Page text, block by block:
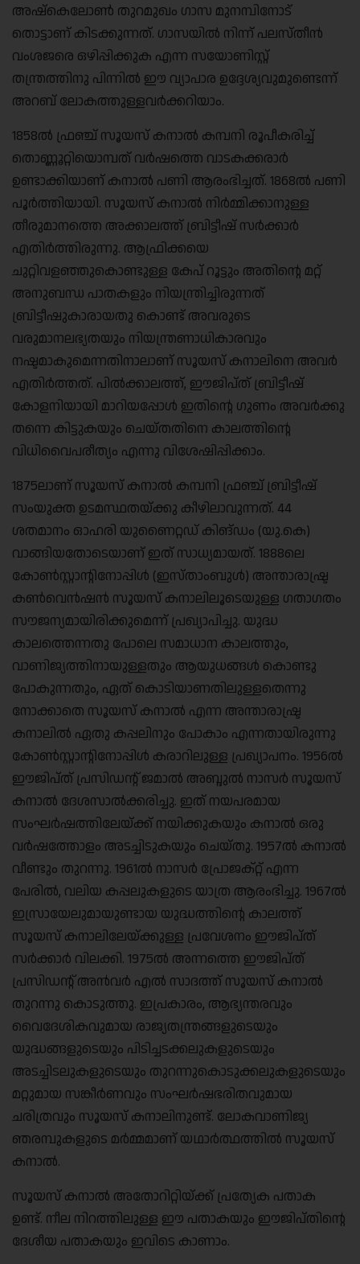
അഷ്‌കെലോൺ തുറമുഖം ഗാസ മുനമ്പിനോട്
തൊട്ടാണ് കിടക്കുന്നത്. ഗാസയിൽ നിന്ന് പലസ്തീൻ
വംശജരെ ഒഴിപ്പിക്കുക എന്ന സയോണിസ്റ്റ്
തന്ത്രത്തിനു പിന്നിൽ ഈ വ്യാപാര ഉദ്ദേശ്യവുമുണ്ടെന്ന്
അറബ് ലോകത്തുള്ളവർക്കറിയാം.
1858ൽ ഫ്രഞ്ച് സൂയസ് കനാൽ കമ്പനി രൂപീകരിച്ച്
തൊണ്ണൂറ്റിയൊമ്പത് വർഷത്തെ വാടകക്കരാർ
ഉണ്ടാക്കിയാണ് കനാൽ പണി ആരംഭിച്ചത്. 1868ൽ പണി
പൂർത്തിയായി. സൂയസ് കനാൽ നിർമ്മിക്കാനുള്ള
തീരുമാനത്തെ അക്കാലത്ത് ബ്രിട്ടീഷ് സർക്കാർ
എതിർത്തിരുന്നു. ആഫ്രിക്കയെ
ചുറ്റിവളഞ്ഞുകൊണ്ടുള്ള കേപ് റൂട്ടും അതിന്റെ മറ്റ്
അനുബന്ധ പാതകളും നിയന്ത്രിച്ചിരുന്നത്
ബ്രിട്ടീഷുകാരായതു കൊണ്ട് അവരുടെ
വരുമാനലഭ്യതയും നിയന്ത്രണാധികാരവും
നഷ്ടമാകുമെന്നതിനാലാണ് സൂയസ് കനാലിനെ അവർ
എതിർത്തത്. പിൽക്കാലത്ത്, ഈജിപ്ത് ബ്രിട്ടീഷ്
കോളനിയായി മാറിയപ്പോൾ ഇതിന്റെ ഗുണം അവർക്കു
തന്നെ കിട്ടുകയും ചെയ്തതിനെ കാലത്തിന്റെ
വിധിവൈപരീത്യം എന്നു വിശേഷിപ്പിക്കാം.
1875ലാണ്‌ സൂയസ് കനാൽ കമ്പനി ഫ്രഞ്ച് ബ്രിട്ടീഷ്
സംയുക്ത ഉടമസ്ഥതയ്ക്കു കീഴിലാവുന്നത്‌. 44
ശതമാനം ഓഹരി യുണൈറ്റഡ് കിങ്ഡം (യു.കെ)
വാങ്ങിയതോടെയാണ് ഇത് സാധ്യമായത്. 1888ലെ
കോൺസ്റ്റാന്റിനോപ്പിൾ (ഇസ്താംബുൾ) അന്താരാഷ്ട്ര
കൺവെൻഷൻ സൂയസ് കനാലിലൂടെയുള്ള ഗതാഗതം
സൗജന്യമായിരിക്കുമെന്ന് പ്രഖ്യാപിച്ചു. യുദ്ധ
കാലത്തെന്നതു പോലെ സമാധാന കാലത്തും,
വാണിജ്യത്തിനായുള്ളതും ആയുധങ്ങൾ കൊണ്ടു
പോകുന്നതും, ഏത് കൊടിയാണതിലുള്ളതെന്നു
നോക്കാതെ സൂയസ് കനാൽ എന്ന അന്താരാഷ്ട്ര
കനാലിൽ ഏതു കപ്പലിനും പോകാം എന്നതായിരുന്നു
കോൺസ്റ്റാന്റിനോപ്പിൾ കരാറിലുള്ള പ്രഖ്യാപനം. 1956ൽ
ഈജിപ്ത് പ്രസിഡന്റ് ജമാൽ അബ്ദുൽ നാസർ സൂയസ്
കനാൽ ദേശസാൽക്കരിച്ചു. ഇത് നയപരമായ
സംഘർഷത്തിലേയ്ക്ക് നയിക്കുകയും കനാൽ ഒരു
വർഷത്തോളം അടച്ചിടുകയും ചെയ്തു. 1957ൽ കനാൽ
വീണ്ടും തുറന്നു. 1961ൽ നാസർ പ്രോജക്റ്റ് എന്ന
പേരിൽ, വലിയ കപ്പലുകളുടെ യാത്ര ആരംഭിച്ചു. 1967ൽ
ഇസ്രായേലുമായുണ്ടായ യുദ്ധത്തിന്റെ കാലത്ത്
സൂയസ് കനാലിലേയ്ക്കുള്ള പ്രവേശനം ഈജിപ്ത്
സർക്കാർ വിലക്കി. 1975ൽ അന്നത്തെ ഈജിപ്ത്
പ്രസിഡന്റ് അൻവർ എൽ സാദത്ത് സൂയസ് കനാൽ
തുറന്നു കൊടുത്തു. ഇപ്രകാരം, ആഭ്യന്തരവും
വൈദേശികവുമായ രാജ്യതന്ത്രങ്ങളുടെയും
യുദ്ധങ്ങളുടെയും പിടിച്ചടക്കലുകളുടെയും
അടച്ചിടലുകളുടെയും തുറന്നുകൊടുക്കലുകളുടെയും
മറ്റുമായ സങ്കീർണവും സംഘർഷഭരിതവുമായ
ചരിത്രവും സൂയസ് കനാലിനുണ്ട്. ലോകവാണിജ്യ
ഞരമ്പുകളുടെ മർമ്മമാണ് യഥാർത്ഥത്തിൽ സൂയസ്
കനാൽ.
സൂയസ് കനാൽ അതോറിറ്റിയ്ക്ക് പ്രത്യേക പതാക
ഉണ്ട്. നീല നിറത്തിലുള്ള ഈ പതാകയും ഈജിപ്തിന്റെ
ദേശീയ പതാകയും ഇവിടെ കാണാം.